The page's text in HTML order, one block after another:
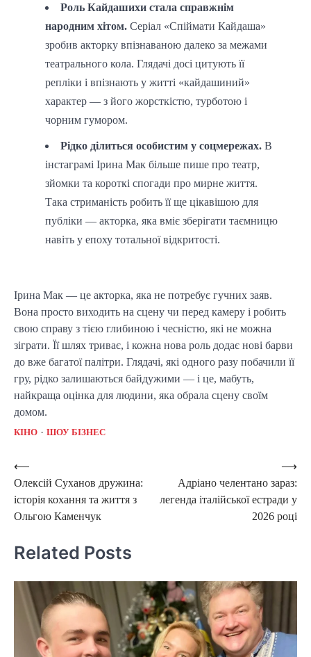
Роль Кайдашихи стала справжнім
народним хітом. Серіал «Спіймати Кайдаша»
зробив акторку впізнаваною далеко за межами
театрального кола. Глядачі досі цитують її
репліки і впізнають у житті «кайдашиний»
характер — з його жорсткістю, турботою і
чорним гумором.
Рідко ділиться особистим у соцмережах. В
інстаграмі Ірина Мак більше пише про театр,
зйомки та короткі спогади про мирне життя.
Така стриманість робить її ще цікавішою для
публіки — акторка, яка вміє зберігати таємницю
навіть у епоху тотальної відкритості.
Ірина Мак — це акторка, яка не потребує гучних заяв.
Вона просто виходить на сцену чи перед камеру і робить
свою справу з тією глибиною і чесністю, які не можна
зіграти. Її шлях триває, і кожна нова роль додає нові барви
до вже багатої палітри. Глядачі, які одного разу побачили її
гру, рідко залишаються байдужими — і це, мабуть,
найкраща оцінка для людини, яка обрала сцену своїм
домом.
КІНО ШОУ БІЗНЕС
Post
navigation
⟵
Олексій Суханов дружина:
історія кохання та життя з
Ольгою Каменчук
Адріано челентано зараз:
легенда італійської естради у
2026 році
⟶
Related Posts